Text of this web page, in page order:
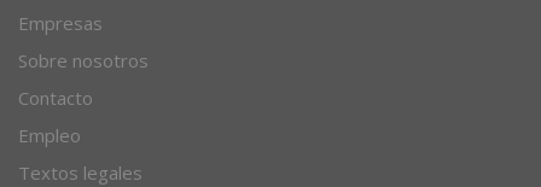
Empresas
Sobre nosotros
Contacto
Empleo
Textos legales